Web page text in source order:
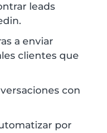
leads
a enviar
clientes que
con
por